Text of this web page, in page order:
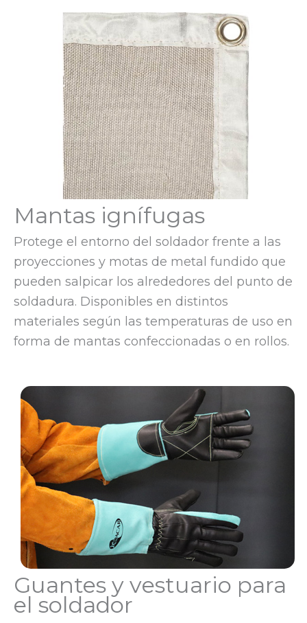
Mantas ignífugas
Protege el entorno del soldador frente a las
proyecciones y motas de metal fundido que
pueden salpicar los alrededores del punto de
soldadura. Disponibles en distintos
materiales según las temperaturas de uso en
forma de mantas confeccionadas o en rollos.
Guantes y vestuario para
el soldador